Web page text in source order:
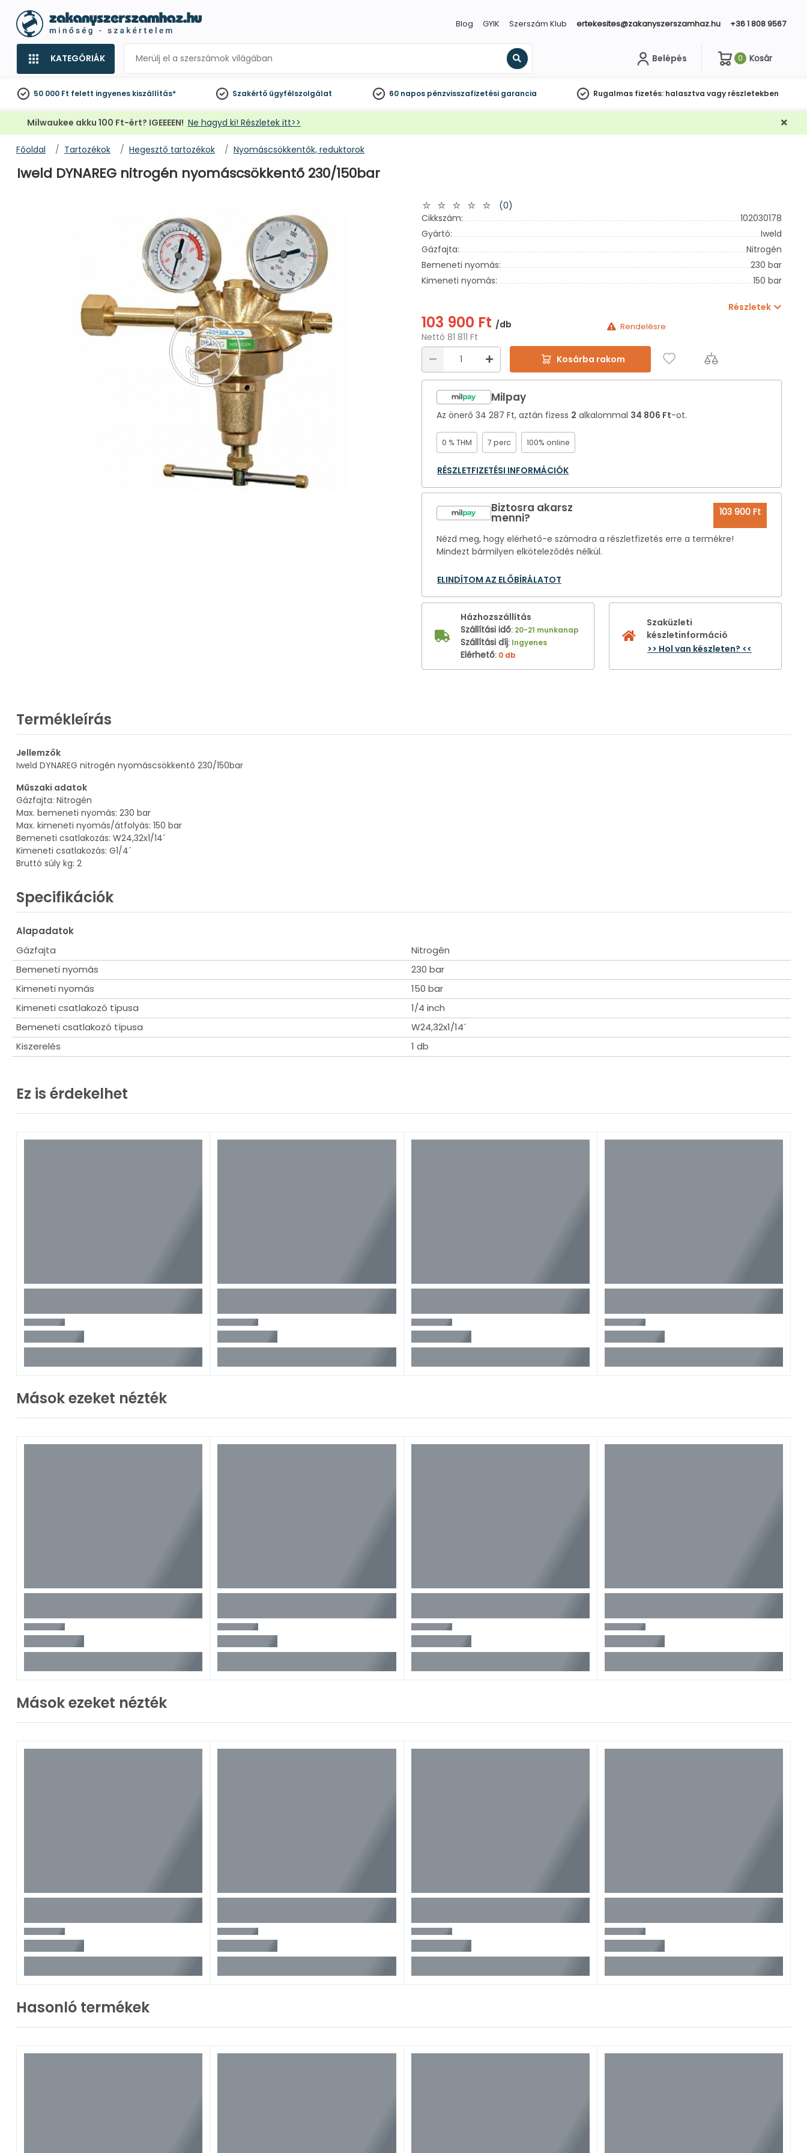
Blog GYIK Szerszám Klub ertekesites@zakanyszerszamhaz.hu +36 1 808 9567
KATEGÓRIÁK
Keresés
Belépés 0 Kosár
50 000 Ft felett ingyenes kiszállítás* Szakértő ügyfélszolgálat 60 napos pénzvisszafizetési garancia Rugalmas fizetés: halasztva vagy részletekben
Milwaukee akku 100 Ft-ért? IGEEEEN! Ne hagyd ki! Részletek itt>>
Főoldal Tartozékok Hegesztő tartozékok Nyomáscsökkentők, reduktorok
Iweld DYNAREG nitrogén nyomáscsökkentő 230/150bar
(0)
Cikkszám:
102030178
Gyártó:
Iweld
Gázfajta:
Nitrogén
Bemeneti nyomás:
230 bar
Kimeneti nyomás:
150 bar
Részletek
103 900 Ft /db
Nettó 81 811 Ft
Rendelésre
Kosárba rakom
Milpay
Az önerő 34 287 Ft, aztán fizess 2 alkalommal 34 806 Ft-ot.
0 % THM 7 perc 100% online
RÉSZLETFIZETÉSI INFORMÁCIÓK
Biztosra akarsz
menni? 103 900 Ft
Nézd meg, hogy elérhető-e számodra a részletfizetés erre a termékre!
Mindezt bármilyen elköteleződés nélkül.
ELINDÍTOM AZ ELŐBÍRÁLATOT
Házhozszállítás
Szállítási idő: 20-21 munkanap
Szállítási díj: Ingyenes
Elérhető: 0 db
Szaküzleti
készletinformáció
>> Hol van készleten? <<
Termékleírás
Jellemzők
Iweld DYNAREG nitrogén nyomáscsökkentő 230/150bar
Műszaki adatok
Gázfajta: Nitrogén
Max. bemeneti nyomás: 230 bar
Max. kimeneti nyomás/átfolyás: 150 bar
Bemeneti csatlakozás: W24,32x1/14´
Kimeneti csatlakozás: G1/4´
Bruttó súly kg: 2
Specifikációk
Alapadatok
Gázfajta
Nitrogén
Bemeneti nyomás
230 bar
Kimeneti nyomás
150 bar
Kimeneti csatlakozó típusa
1/4 inch
Bemeneti csatlakozó típusa
W24,32x1/14´
Kiszerelés
1 db
Ez is érdekelhet
Mások ezeket nézték
Mások ezeket nézték
Hasonló termékek